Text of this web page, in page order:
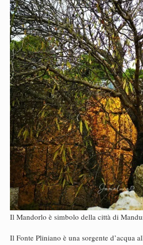
Il Mandorlo è simbolo della città di
Il Fonte Pliniano è una sorgente d’acqua